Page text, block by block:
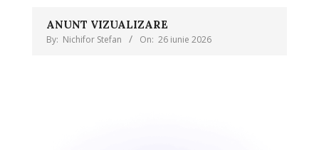
ANUNT VIZUALIZARE
By: Nichifor Stefan On: 26 iunie 2026